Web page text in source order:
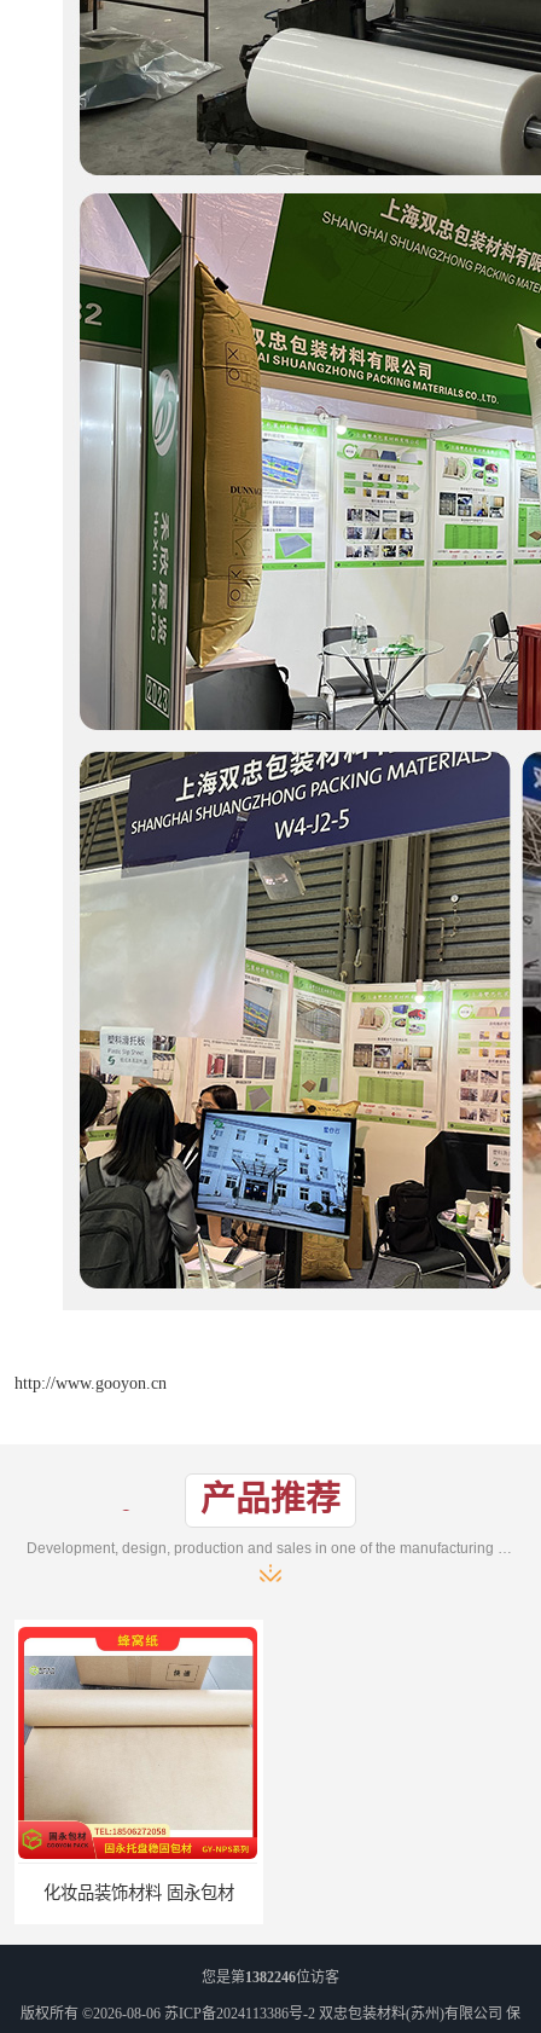
http://www.gooyon.cn
产品推荐
装饰材料 固永包材
您是第1382246位访客
版权所有 ©2026-08-06 苏ICP备2024113386号-2 双忠包装材料(苏州)有限公司 保